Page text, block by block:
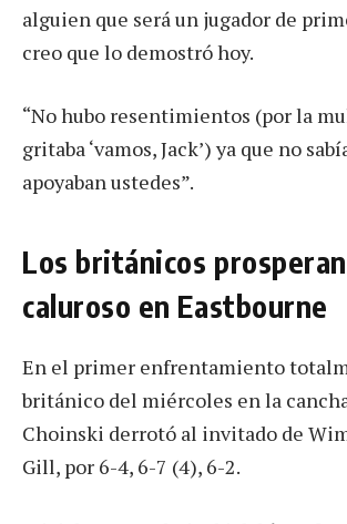
alguien que será un jugador de
creo que lo demostró hoy.
“No hubo resentimientos (por la
gritaba ‘vamos, Jack’) ya que no
apoyaban ustedes”.
Los británicos
caluroso en Eastbourne
En el primer enfrentamiento
británico del miércoles en la
Choinski derrotó al invitado de
Gill, por 6-4, 6-7 (4), 6-2.